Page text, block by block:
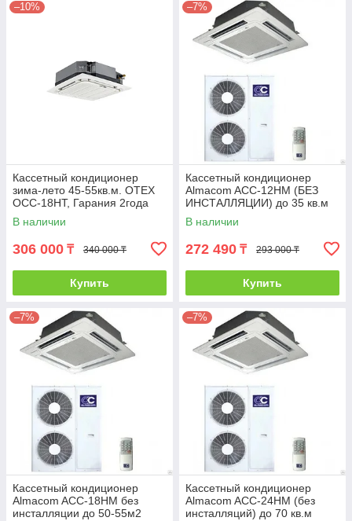
–10%
Кассетный кондиционер
зима-лето 45-55кв.м. OTEX
OCC-18HT, Гарания 2года
В наличии
306 000 ₸ 340 000 ₸
Купить
–7%
Кассетный кондиционер
Almacom ACC-12HM (БЕЗ
ИНСТАЛЛЯЦИИ) до 35 кв.м
В наличии
272 490 ₸ 293 000 ₸
Купить
–7%
Кассетный кондиционер
Almacom ACC-18HM без
инсталляции до 50-55м2
–7%
Кассетный кондиционер
Almacom ACC-24HM (без
инсталляций) до 70 кв.м